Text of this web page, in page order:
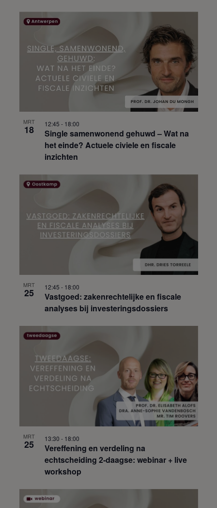
MRT
18
Single samenwonend gehuwd – Wat na
het einde? Actuele civiele en fiscale
inzichten
12:45 - 18:00
MRT
25
Vastgoed: zakenrechtelijke en fiscale
analyses bij investeringsdossiers
12:45 - 18:00
MRT
25
Vereffening en verdeling na
echtscheiding 2-daagse: webinar + live
workshop
13:30 - 18:00